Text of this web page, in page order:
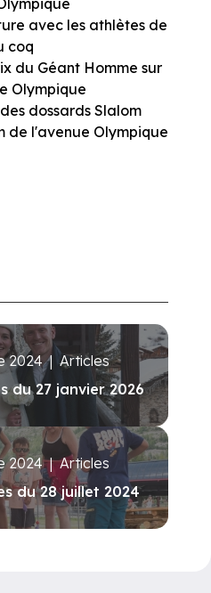
avec les athlètes de
coq
du Géant Homme sur
Olympique
dossards Slalom
de l'avenue Olympique
2024 | Articles
du 27 janvier 2026
2024 | Articles
du 28 juillet 2024